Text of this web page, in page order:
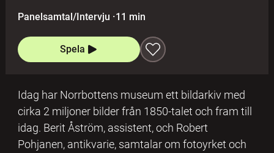
Panelsamtal/Intervju ·11 min
Spela
Idag har Norrbottens museum ett bildarkiv med
cirka 2 miljoner bilder från 1850-talet och fram till
idag. Berit Åström, assistent, och Robert
Pohjanen, antikvarie, samtalar om fotoyrket och